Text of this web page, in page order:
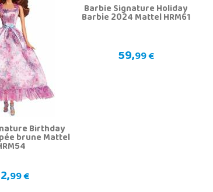
Birthday
brune Mattel
99 €
Barbie Signature Holiday
Barbie 2024 Mattel HRM61
59,99 €